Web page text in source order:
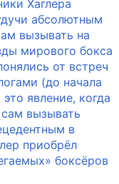
Хаглера
абсолютным
вызывать на
мирового бокса
от встреч
(до начала
явление, когда
вызывать
в
приобрёл
боксёров